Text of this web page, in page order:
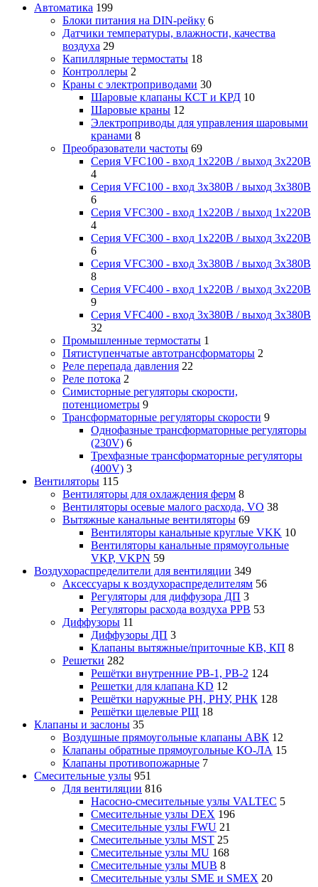
Автоматика 199
Блоки питания на DIN-рейку 6
Датчики температуры, влажности, качества
воздуха 29
Капиллярные термостаты 18
Контроллеры 2
Краны с электроприводами 30
Шаровые клапаны КСТ и КРД 10
Шаровые краны 12
Электроприводы для управления шаровыми
кранами 8
Преобразователи частоты 69
Серия VFC100 - вход 1х220В / выход 3х220В
4
Серия VFC100 - вход 3х380В / выход 3х380В
6
Серия VFC300 - вход 1х220В / выход 1х220В
4
Серия VFC300 - вход 1х220В / выход 3х220В
6
Серия VFC300 - вход 3х380В / выход 3х380В
8
Серия VFC400 - вход 1х220В / выход 3х220В
9
Серия VFC400 - вход 3х380В / выход 3х380В
32
Промышленные термостаты 1
Пятиступенчатые автотрансформаторы 2
Реле перепада давления 22
Реле потока 2
Симисторные регуляторы скорости,
потенциометры 9
Трансформаторные регуляторы скорости 9
Однофазные трансформаторные регуляторы
(230V) 6
Трехфазные трансформаторные регуляторы
(400V) 3
Вентиляторы 115
Вентиляторы для охлаждения ферм 8
Вентиляторы осевые малого расхода, VO 38
Вытяжные канальные вентиляторы 69
Вентиляторы канальные круглые VKK 10
Вентиляторы канальные прямоугольные
VKP, VKPN 59
Воздухораспределители для вентиляции 349
Аксессуары к воздухораспределителям 56
Регуляторы для диффузора ДП 3
Регуляторы расхода воздуха РРВ 53
Диффузоры 11
Диффузоры ДП 3
Клапаны вытяжные/приточные КВ, КП 8
Решетки 282
Решётки внутренние РВ-1, РВ-2 124
Решетки для клапана KD 12
Решётки наружные РН, РНУ, РНК 128
Решётки щелевые РЩ 18
Клапаны и заслоны 35
Воздушные прямоугольные клапаны АВК 12
Клапаны обратные прямоугольные КО-ЛА 15
Клапаны противопожарные 7
Смесительные узлы 951
Для вентиляции 816
Насосно-смесительные узлы VALTEC 5
Смесительные узлы DEX 196
Смесительные узлы FWU 21
Смесительные узлы MST 25
Смесительные узлы MU 168
Смесительные узлы MUB 8
Смесительные узлы SME и SMEX 20